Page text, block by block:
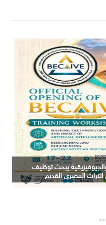
تحصد المركز الأول
للاتصالات بمشروع
صناعة الكتان